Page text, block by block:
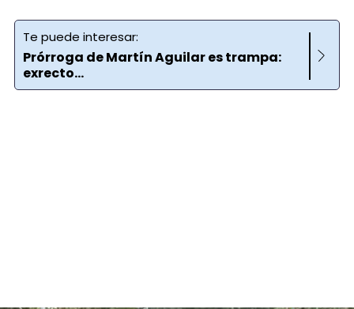
Te puede interesar:
Prórroga de Martín Aguilar es trampa:
exrecto...